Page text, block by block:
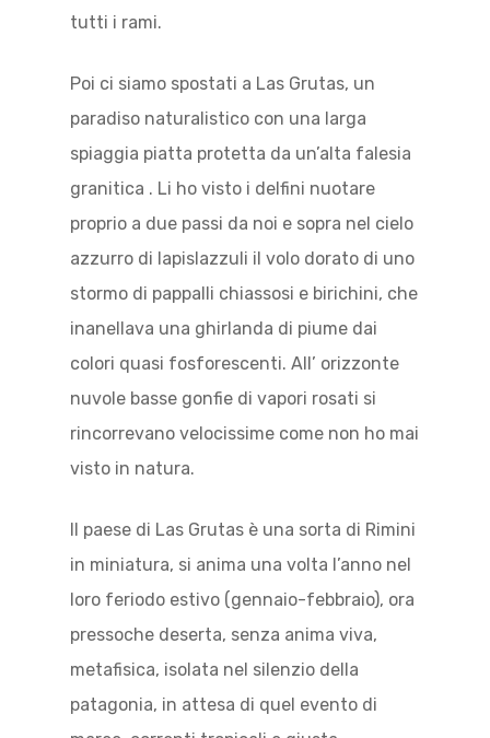
tutti i rami.
Poi ci siamo spostati a Las Grutas, un
paradiso naturalistico con una larga
spiaggia piatta protetta da un’alta falesia
granitica . Li ho visto i delfini nuotare
proprio a due passi da noi e sopra nel cielo
azzurro di lapislazzuli il volo dorato di uno
stormo di pappalli chiassosi e birichini, che
inanellava una ghirlanda di piume dai
colori quasi fosforescenti. All’ orizzonte
nuvole basse gonfie di vapori rosati si
rincorrevano velocissime come non ho mai
visto in natura.
Il paese di Las Grutas è una sorta di Rimini
in miniatura, si anima una volta l’anno nel
loro feriodo estivo (gennaio-febbraio), ora
pressoche deserta, senza anima viva,
metafisica, isolata nel silenzio della
patagonia, in attesa di quel evento di